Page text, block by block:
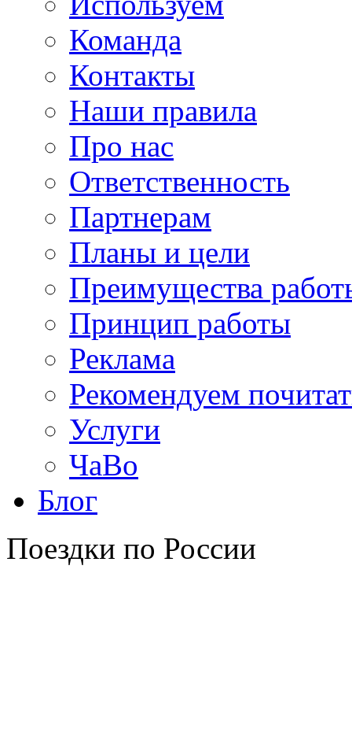
Команда
Контакты
Наши правила
Про нас
Ответственность
Партнерам
Планы и цели
Преимущества
Принцип работы
Реклама
Рекомендуем
Услуги
ЧаВо
Блог
Поездки по России